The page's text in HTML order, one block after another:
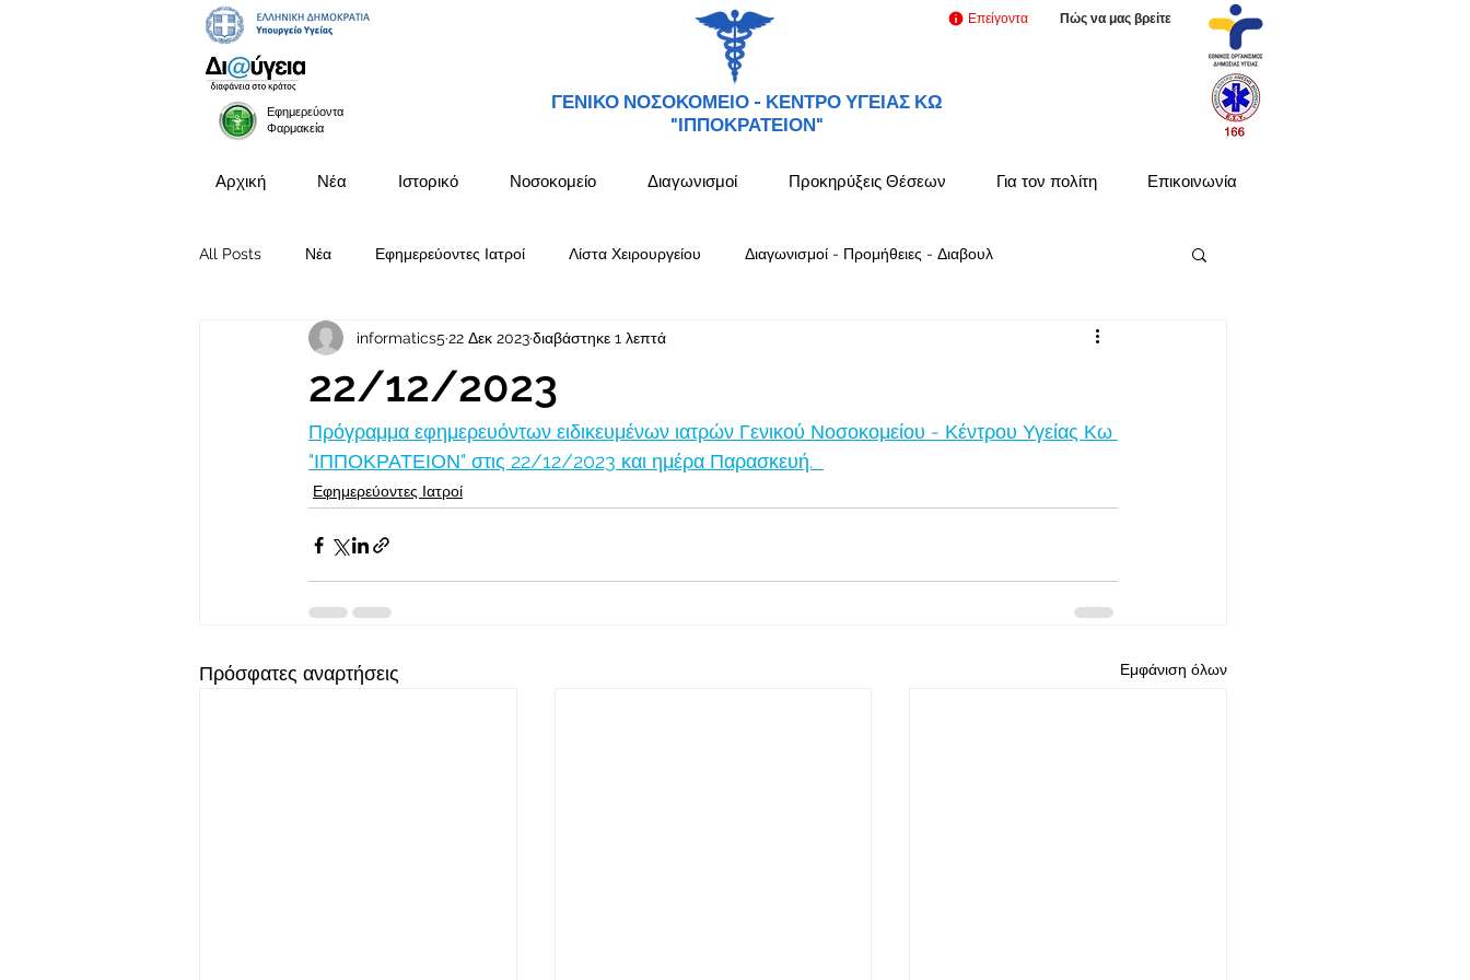
Εφημερεύοντα
Φαρμακεία
ΓΕΝΙΚΟ ΝΟΣΟΚΟΜΕΙΟ - ΚΕΝΤΡΟ ΥΓΕΙΑΣ ΚΩ
"ΙΠΠΟΚΡΑΤΕΙΟΝ"
Επείγοντα Πώς να μας βρείτε
Αρχική Νέα Ιστορικό Νοσοκομείο Διαγωνισμοί Προκηρύξεις Θέσεων Για τον πολίτη Επικοινωνία
All Posts Νέα Εφημερεύοντες Ιατροί Λίστα Χειρουργείου Διαγωνισμοί - Προμήθειες - Διαβουλ
Προκηρύξεις Θέσεων
22/12/2023
informatics5 22 Δεκ 2023διαβάστηκε 1 λεπτά
Πρόγραμμα εφημερευόντων ειδικευμένων ιατρών Γενικού Νοσοκομείου - Κέντρου Υγείας Κω
"ΙΠΠΟΚΡΑΤΕΙΟΝ" στις 22/12/2023 και ημέρα Παρασκευή.
Εφημερεύοντες Ιατροί
Πρόσφατες αναρτήσεις Εμφάνιση όλων